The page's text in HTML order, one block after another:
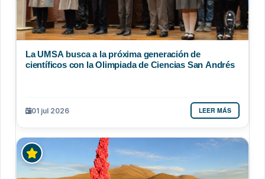
La UMSA busca a la próxima generación de
científicos con la Olimpiada de Ciencias San Andrés
01 jul 2026 LEER MÁS